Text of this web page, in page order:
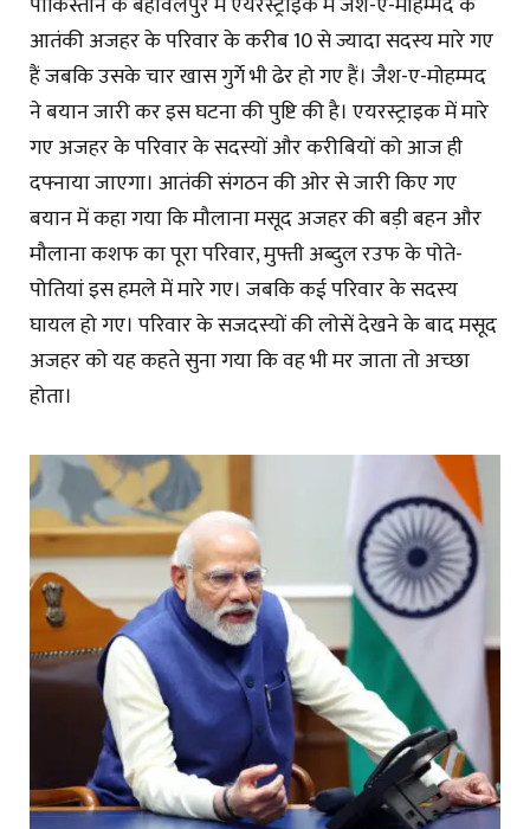
आतंकी अजहर के परिवार के करीब 10 से ज्यादा सदस्य मारे गए
हैं जबकि उसके चार खास गुर्गे भी ढेर हो गए हैं। जैश-ए-मोहम्मद
ने बयान जारी कर इस घटना की पुष्टि की है। एयरस्ट्राइक में मारे
गए अजहर के परिवार के सदस्यों और करीबियों को आज ही
दफ्नाया जाएगा। आतंकी संगठन की ओर से जारी किए गए
बयान में कहा गया कि मौलाना मसूद अजहर की बड़ी बहन और
मौलाना कशफ का पूरा परिवार, मुफ्ती अब्दुल रउफ के पोते-
पोतियां इस हमले में मारे गए। जबकि कई परिवार के सदस्य
घायल हो गए। परिवार के सजदस्यों की लोसें देखने के बाद मसूद
अजहर को यह कहते सुना गया कि वह भी मर जाता तो अच्छा
होता।